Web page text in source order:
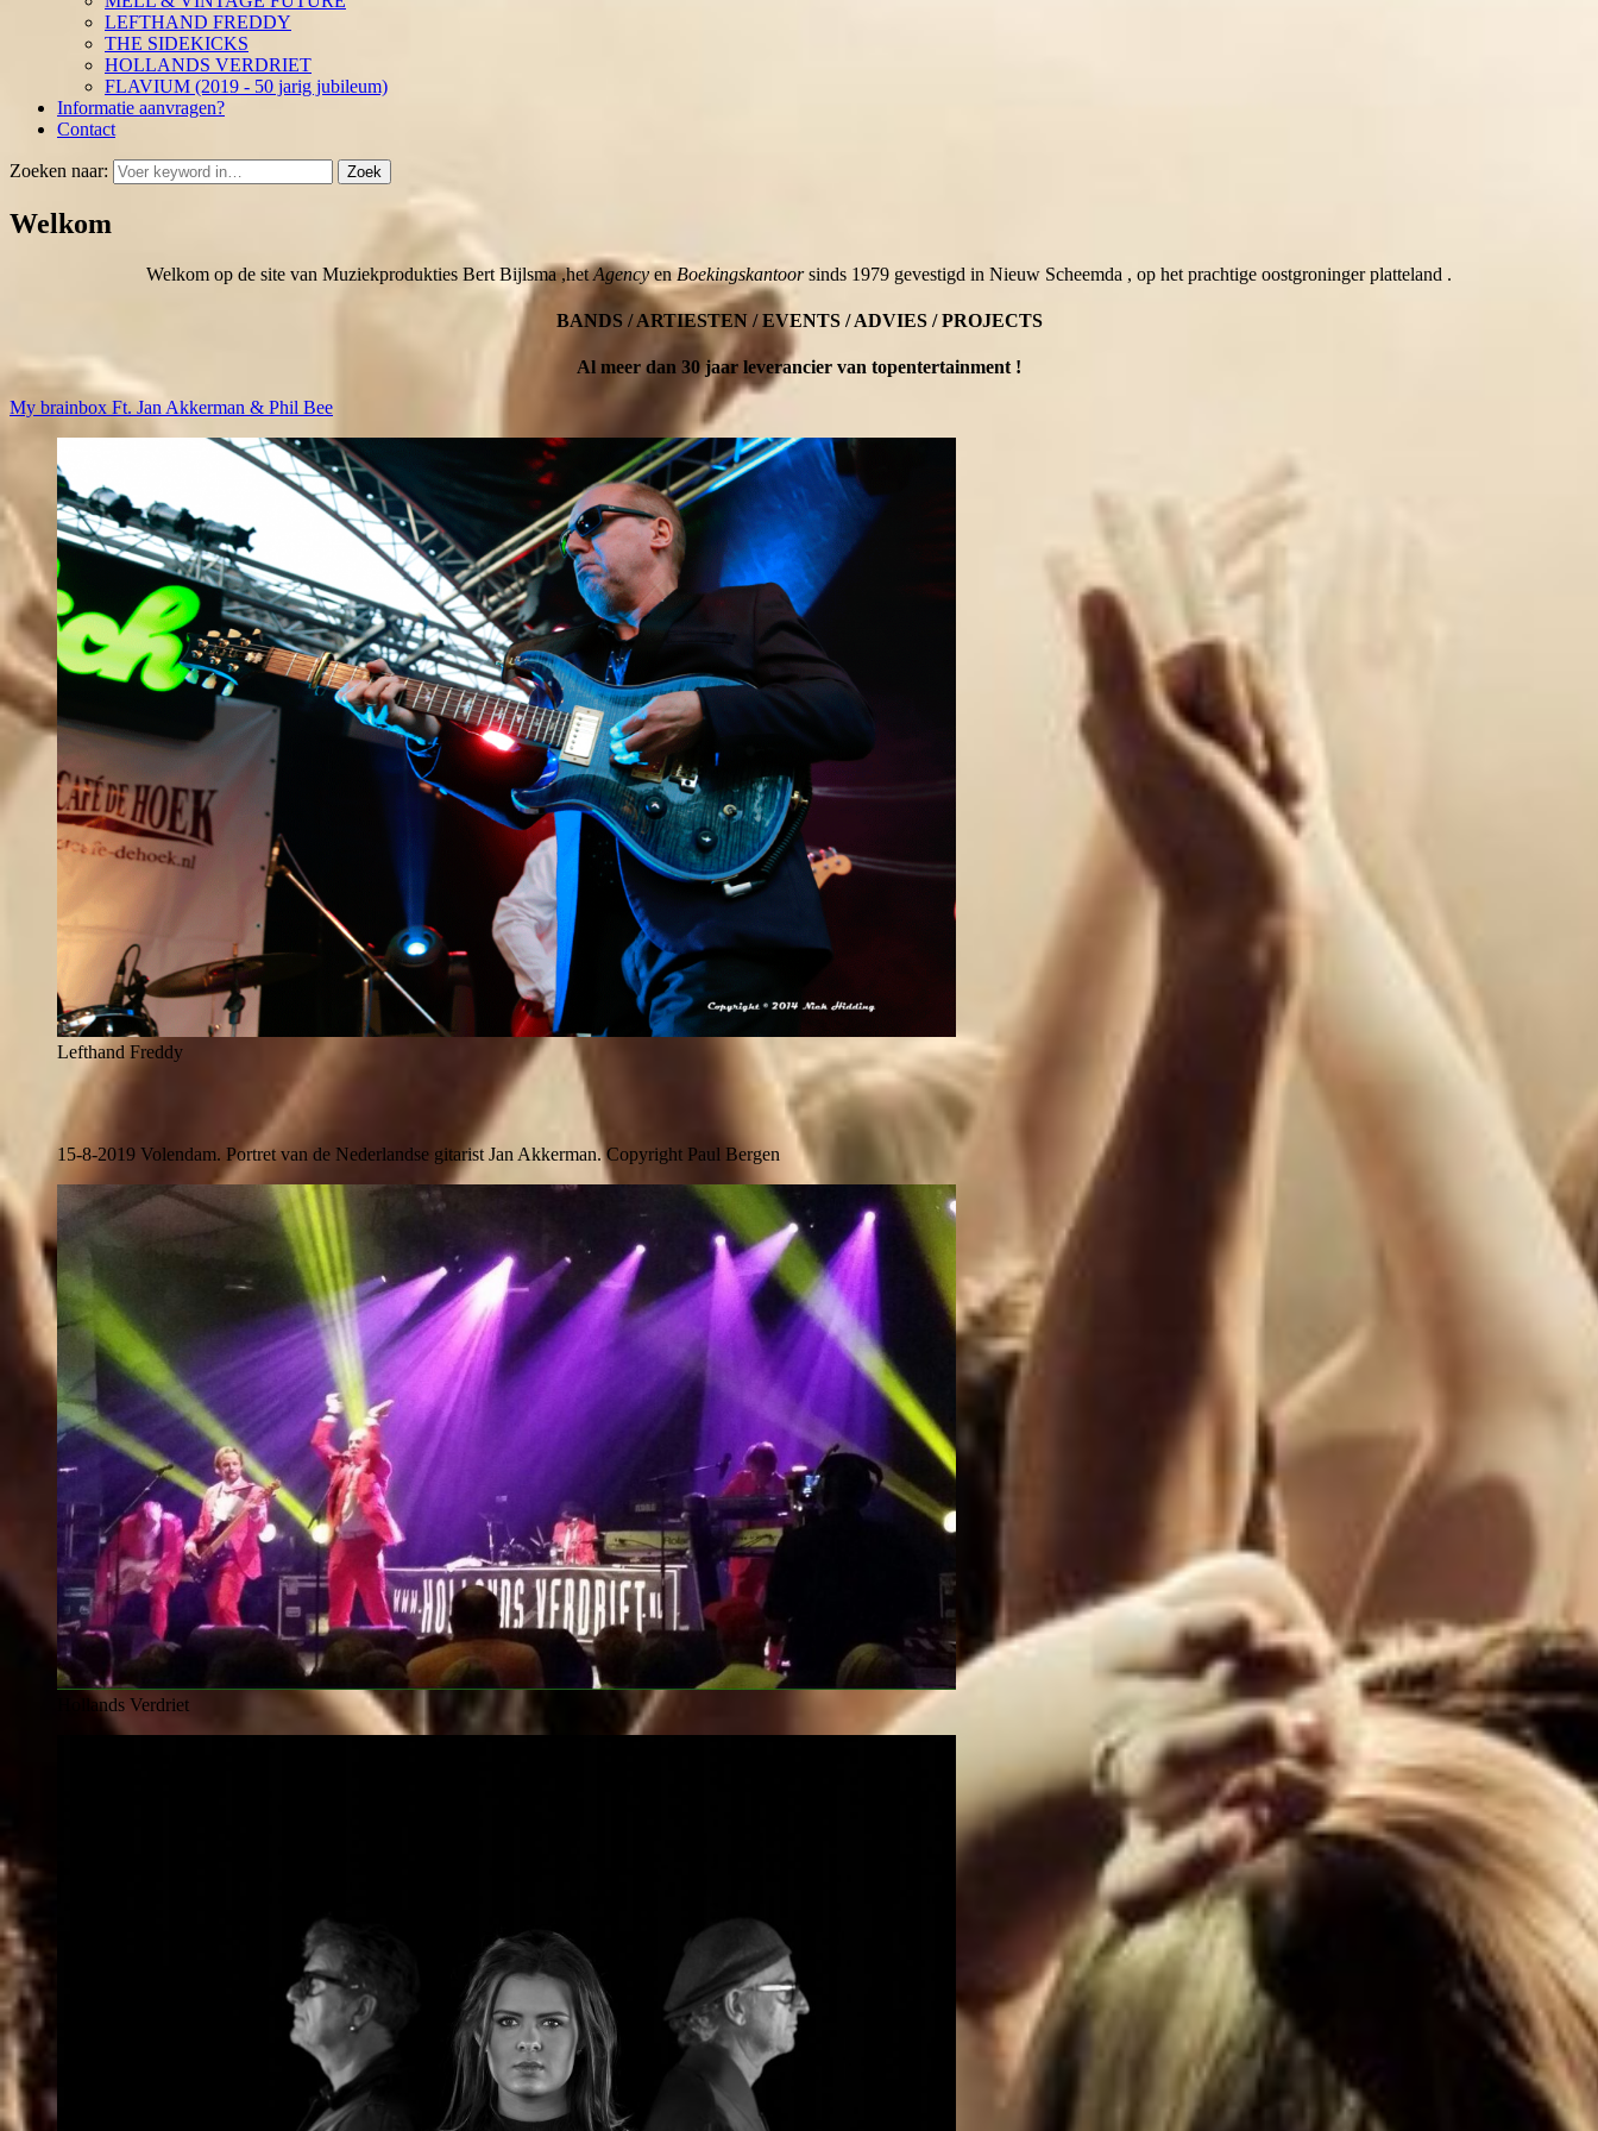
LEFTHAND FREDDY
THE SIDEKICKS
HOLLANDS VERDRIET
FLAVIUM (2019 - 50 jarig jubileum)
Informatie aanvragen?
Contact
Zoeken naar: Zoek
Welkom
Welkom op de site van Muziekprodukties Bert Bijlsma ,hetAgency enBoekingskantoorsinds 1979 gevestigd in Nieuw Scheemda , op het prachtige oostgroninger platteland .
BANDS / ARTIESTEN / EVENTS / ADVIES / PROJECTS
Al meer dan 30 jaar leverancier van topentertainment !
My brainbox Ft. Jan Akkerman & Phil Bee
Lefthand Freddy
15-8-2019 Volendam. Portret van de Nederlandse gitarist Jan Akkerman. Copyright Paul Bergen
Hollands Verdriet